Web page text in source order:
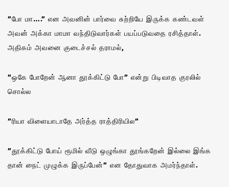
”போ மா….” என அவனின் பார்வை சுற்றியே இருக்க கண்டவள்
அவன் அக்கா மாமா வந்திடுவார்கள் பயப்படுவதை ரசித்தாள்.
அதிகம் அவனை குடைச்சல் தராமல்,
”ஒகே போறேன் ஆனா தூக்கிட்டு போ” என்று பிடிவாத குரலில்
சொல்ல
”ரியா விளையாடாதே அர்த்த ராத்திரியில”
”தூக்கிட்டு போய் ரூமில் வீடு ஒழுங்கா தூங்கறேன் இல்லை இங்க
தான் நைட் முழுக்க இருப்பேன்” என தோதுவாக அமர்ந்தாள்.